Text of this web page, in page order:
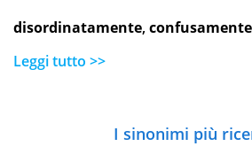
disordinatamente,confusamente
Leggi tutto >>
I sinonimi più